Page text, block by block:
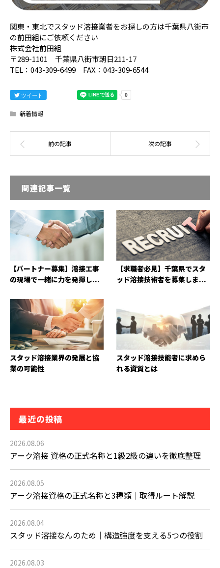
関東・東北でスタッド溶接業者をお探しの方は千葉県八街市
の前田組にご依頼ください
株式会社前田組
〒289-1101 千葉県八街市朝日211-17
TEL：043-309-6499 FAX：043-309-6544
ツイート
新着情報
関連記事一覧
【パートナー募集】溶接工事
の現場で一緒に力を発揮し...
【求職者必見】千葉県でスタ
ッド溶接技術者を募集しま...
スタッド溶接業界の発展と協
業の可能性
スタッド溶接技能者に求めら
れる資質とは
最近の投稿
2026.08.06
アーク溶接 資格の正式名称と1級2級の違いを徹底整理
2026.08.05
アーク溶接資格の正式名称と3種類｜取得ルート解説
2026.08.04
スタッド溶接なんのため｜構造強度を支える5つの役割
2026.08.03